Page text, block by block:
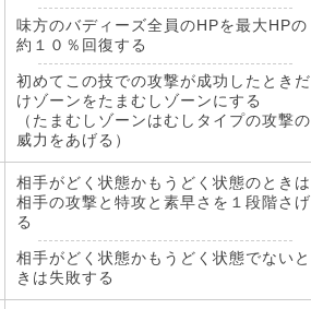
味方のバディーズ全員のHPを最大HPの
約１０％回復する
初めてこの技での攻撃が成功したときだ
けゾーンをたまむしゾーンにする
（たまむしゾーンはむしタイプの攻撃の
威力をあげる）
相手がどく状態かもうどく状態のときは
相手の攻撃と特攻と素早さを１段階さげ
る
相手がどく状態かもうどく状態でないと
きは失敗する